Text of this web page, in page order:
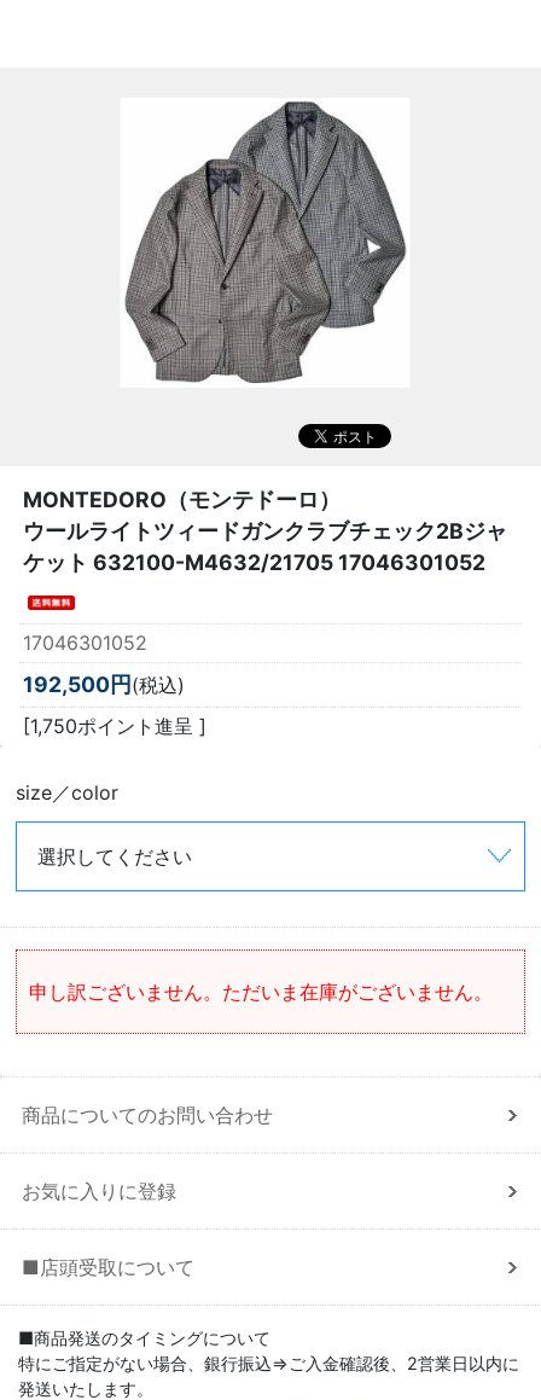
MONTEDORO（モンテドーロ）
ウールライトツィードガンクラブチェック2Bジャ
ケット 632100-M4632/21705 17046301052
17046301052
192,500円 (税込)
[1,750ポイント進呈 ]
size／color
申し訳ございません。ただいま在庫がございません。
商品についてのお問い合わせ
お気に入りに登録
■店頭受取について
■商品発送のタイミングについて
特にご指定がない場合、銀行振込⇒ご入金確認後、2営業日以内に
発送いたします。